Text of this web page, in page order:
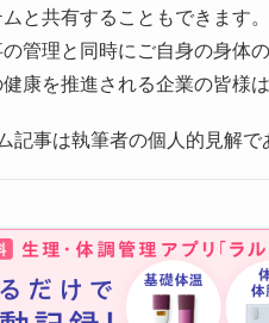
と共有することもできます。
管理と同時にご自身の身体
康を推進される企業の皆様
記事は執筆者の個人的見解